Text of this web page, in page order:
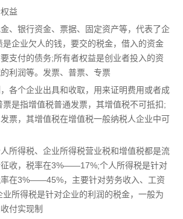
益
、银行资金、票据、固定资产等，代表了企
是企业欠人的钱，要交的税金，借入的资金
支付的债务;所有者权益是创业者投入的资
利润等。发票、普票、专票
各个企业出具和收取，用来证明费用或者成
是指增值税普通发票，其增值税不可抵扣;
票，其增值税在增值税一般纳税人企业中可
所得税、企业所得税营业税和增值税都是流
收，税率在3%——17%;个人所得税是针对
在3%——45%，主要针对劳务收入、工资
所得税是针对企业的利润的税金，一般为
付实现制